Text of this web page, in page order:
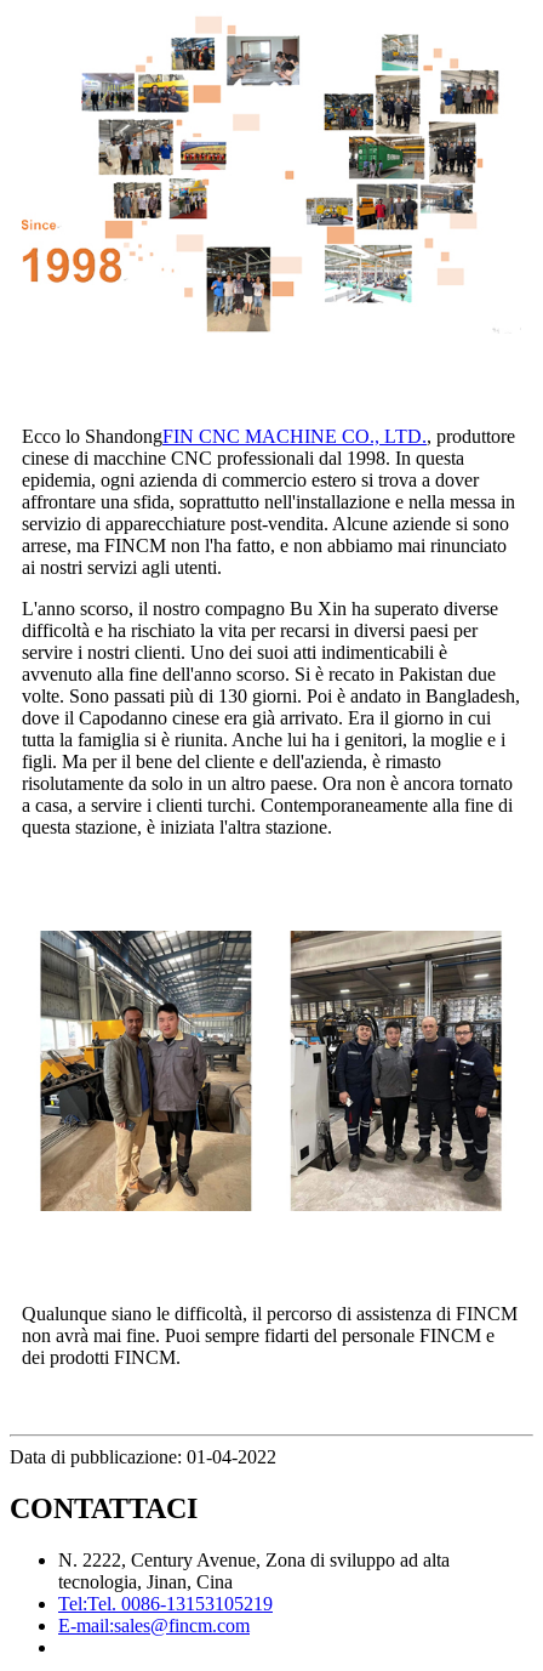
Ecco lo ShandongFIN CNC MACHINE CO., LTD., produttore
cinese di macchine CNC professionali dal 1998. In questa
epidemia, ogni azienda di commercio estero si trova a dover
affrontare una sfida, soprattutto nell'installazione e nella messa in
servizio di apparecchiature post-vendita. Alcune aziende si sono
arrese, ma FINCM non l'ha fatto, e non abbiamo mai rinunciato
ai nostri servizi agli utenti.
L'anno scorso, il nostro compagno Bu Xin ha superato diverse
difficoltà e ha rischiato la vita per recarsi in diversi paesi per
servire i nostri clienti. Uno dei suoi atti indimenticabili è
avvenuto alla fine dell'anno scorso. Si è recato in Pakistan due
volte. Sono passati più di 130 giorni. Poi è andato in Bangladesh,
dove il Capodanno cinese era già arrivato. Era il giorno in cui
tutta la famiglia si è riunita. Anche lui ha i genitori, la moglie e i
figli. Ma per il bene del cliente e dell'azienda, è rimasto
risolutamente da solo in un altro paese. Ora non è ancora tornato
a casa, a servire i clienti turchi. Contemporaneamente alla fine di
questa stazione, è iniziata l'altra stazione.
Qualunque siano le difficoltà, il percorso di assistenza di FINCM
non avrà mai fine. Puoi sempre fidarti del personale FINCM e
dei prodotti FINCM.
Data di pubblicazione: 01-04-2022
CONTATTACI
N. 2222, Century Avenue, Zona di sviluppo ad alta
tecnologia, Jinan, Cina
Tel:Tel. 0086-13153105219
E-mail:sales@fincm.com